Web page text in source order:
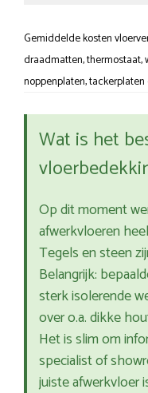
Gemiddelde kosten
draadmatten, thermostaat,
noppenplaten,
Wat is het
Op dit moment
afwerkvloeren
Tegels en steen
Belangrijk:
sterk isolerende
over o.a. dikke
Het is slim om
specialist of
juiste afwerkvloer